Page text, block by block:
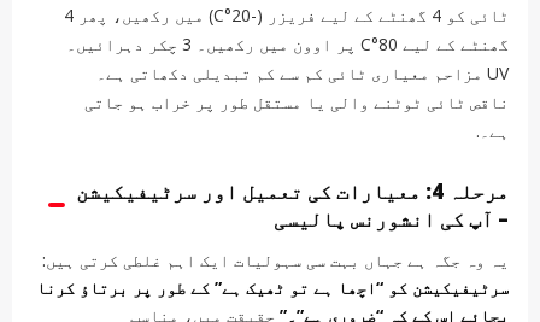
ٹائی کو 4 گھنٹے کے لیے فریزر (-20°C) میں رکھیں، پھر 4
گھنٹے کے لیے 80°C پر اوون میں رکھیں۔ 3 چکر دہرائیں۔
UV مزاحم معیاری ٹائی کم سے کم تبدیلی دکھاتی ہے۔
ناقص ٹائی ٹوٹنے والی یا مستقل طور پر خراب ہو جاتی
ہے۔.
مرحلہ 4: معیارات کی تعمیل اور سرٹیفیکیشن
– آپ کی انشورنس پالیسی
یہ وہ جگہ ہے جہاں بہت سی سہولیات ایک اہم غلطی کرتی ہیں:
سرٹیفیکیشن کو “اچھا ہے تو ٹھیک ہے” کے طور پر برتاؤ کرنا
بجائے اس کے کہ “ضروری ہے”۔” حقیقت میں، مناسب